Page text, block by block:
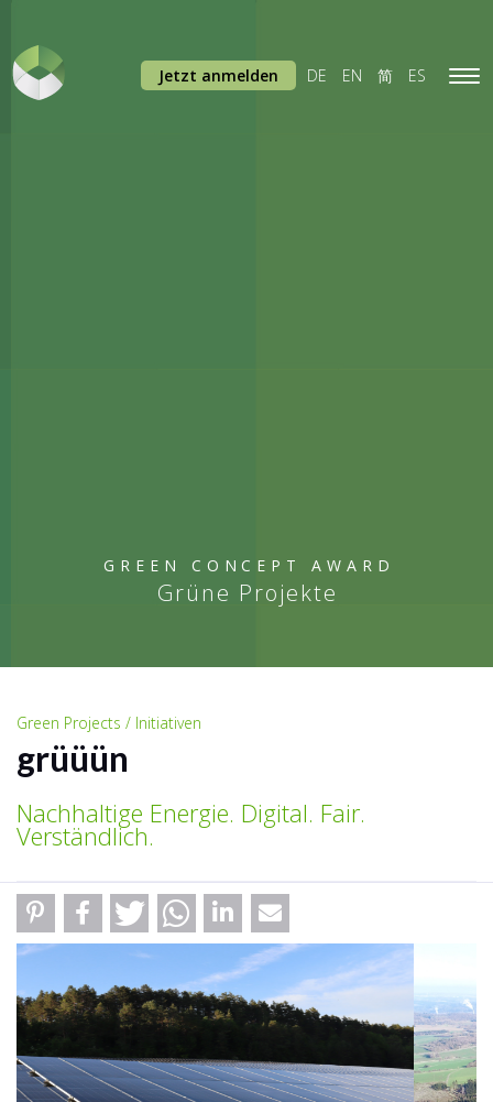
GREEN CONCEPT AWARD
Grüne Projekte
Jetzt anmelden DE EN 简 ES
Green Projects / Initiativen
grüüün
Nachhaltige Energie. Digital. Fair.
Verständlich.